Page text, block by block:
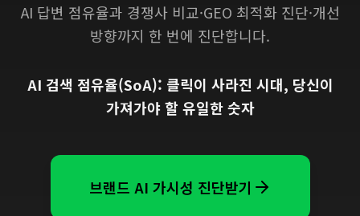
AI 답변 점유율과 경쟁사 비교·GEO 최적화 진단·개선
방향까지 한 번에 진단합니다.
AI 검색 점유율(SoA): 클릭이 사라진 시대, 당신이
가져가야 할 유일한 숫자
브랜드 AI 가시성 진단받기